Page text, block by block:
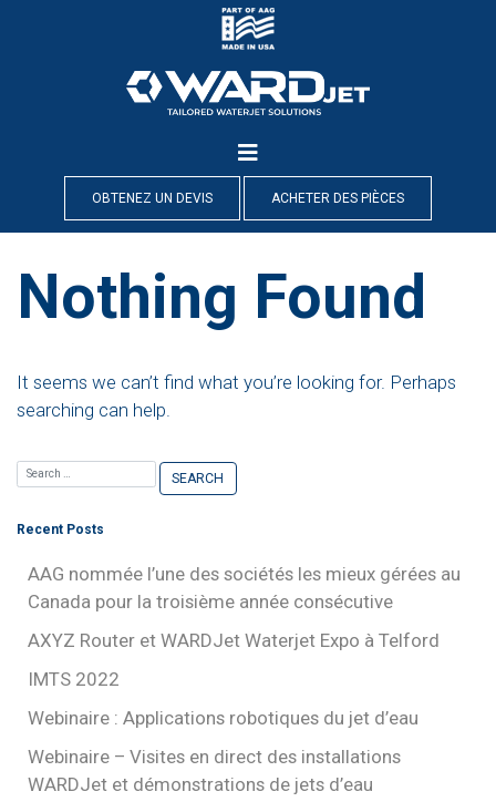
OBTENEZ UN DEVIS ACHETER DES PIÈCES
Nothing Found
It seems we can’t find what you’re looking for. Perhaps
searching can help.
Recent Posts
AAG nommée l’une des sociétés les mieux gérées au
Canada pour la troisième année consécutive
AXYZ Router et WARDJet Waterjet Expo à Telford
IMTS 2022
Webinaire : Applications robotiques du jet d’eau
Webinaire – Visites en direct des installations
WARDJet et démonstrations de jets d’eau